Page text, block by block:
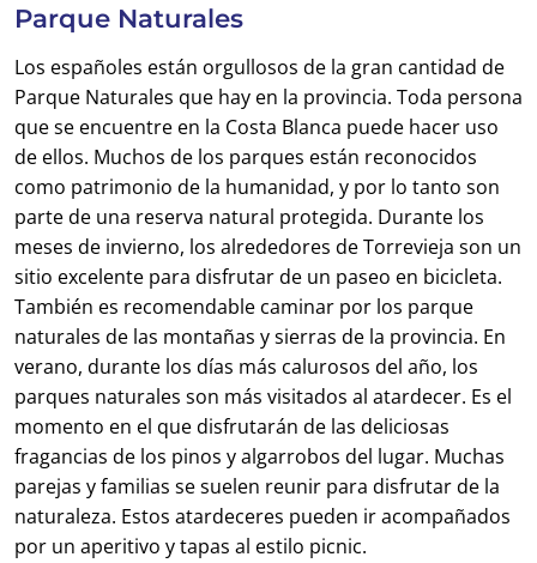
Parque Naturales
Los españoles están orgullosos de la gran cantidad de
Parque Naturales que hay en la provincia. Toda persona
que se encuentre en la Costa Blanca puede hacer uso
de ellos. Muchos de los parques están reconocidos
como patrimonio de la humanidad, y por lo tanto son
parte de una reserva natural protegida. Durante los
meses de invierno, los alrededores de Torrevieja son un
sitio excelente para disfrutar de un paseo en bicicleta.
También es recomendable caminar por los parque
naturales de las montañas y sierras de la provincia. En
verano, durante los días más calurosos del año, los
parques naturales son más visitados al atardecer. Es el
momento en el que disfrutarán de las deliciosas
fragancias de los pinos y algarrobos del lugar. Muchas
parejas y familias se suelen reunir para disfrutar de la
naturaleza. Estos atardeceres pueden ir acompañados
por un aperitivo y tapas al estilo picnic.